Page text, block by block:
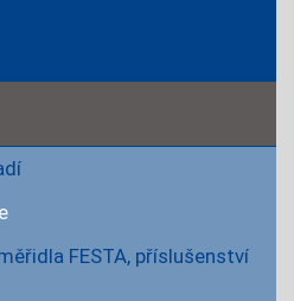
FESTA, příslušenství